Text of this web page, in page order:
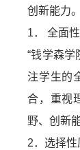
创新能力。
1． 全面性
“钱学森学
注学生的
合，重视
野、创新
2．选择性